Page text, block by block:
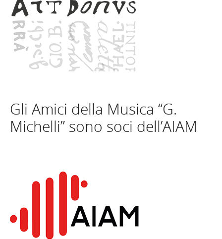
Gli Amici della Musica “G.
Michelli” sono soci dell’AIAM